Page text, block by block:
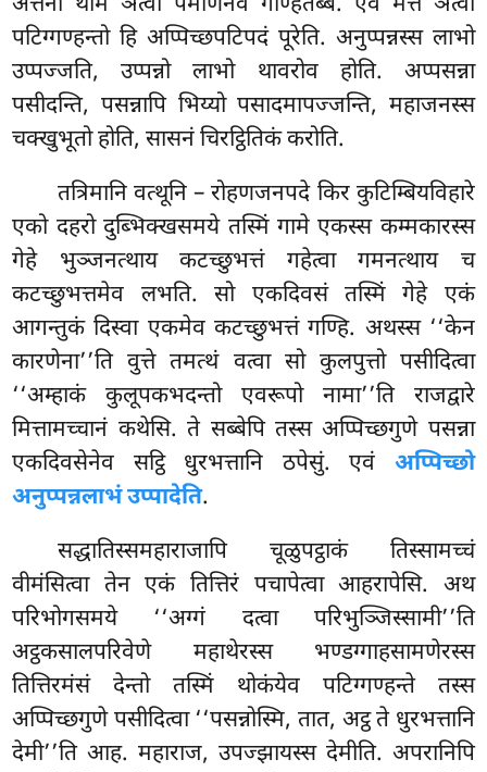
पटिग्गण्हन्तो हि अप्पिच्छपटिपदं पूरेति. अनुप्पन्नस्स लाभो
उप्पज्जति, उप्पन्नो लाभो थावरोव होति. अप्पसन्ना
पसीदन्ति, पसन्नापि भिय्यो पसादमापज्जन्ति, महाजनस्स
चक्खुभूतो होति, सासनं चिरट्ठितिकं करोति.
तत्रिमानिवत्थूनि – रोहणजनपदे किर कुटिम्बियविहारे
एको दहरो दुब्भिक्खसमये तस्मिं गामे एकस्स कम्मकारस्स
गेहे भुञ्जनत्थाय कटच्छुभत्तं गहेत्वा गमनत्थाय च
कटच्छुभत्तमेव लभति. सो एकदिवसं तस्मिं गेहे एकं
आगन्तुकं दिस्वा एकमेव कटच्छुभत्तं गण्हि. अथस्स ‘‘केन
कारणेना’’ति वुत्ते तमत्थं वत्वा सो कुलपुत्तो पसीदित्वा
‘‘अम्हाकं कुलूपकभदन्तो एवरूपो नामा’’ति राजद्वारे
मित्तामच्चानं कथेसि. ते सब्बेपि तस्स अप्पिच्छगुणे पसन्ना
एकदिवसेनेव सट्ठि धुरभत्तानि ठपेसुं. एवं अप्पिच्छो
अनुप्पन्नलाभं उप्पादेति.
सद्धातिस्समहाराजापि चूळुपट्ठाकं तिस्सामच्चं
वीमंसित्वा तेन एकं तित्तिरं पचापेत्वा आहरापेसि. अथ
परिभोगसमये ‘‘अग्गं दत्वा परिभुञ्जिस्सामी’’ति
अट्ठकसालपरिवेणे महाथेरस्स भण्डग्गाहसामणेरस्स
तित्तिरमंसं देन्तो तस्मिं थोकंयेव पटिग्गण्हन्ते तस्स
अप्पिच्छगुणे पसीदित्वा ‘‘पसन्नोस्मि, तात, अट्ठ ते धुरभत्तानि
देमी’’ति आह. महाराज, उपज्झायस्स देमीति. अपरानिपि